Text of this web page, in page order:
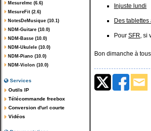
MesureImc (6.6)
MesureFit (2.6)
NotesDeMusique (10.1)
NDM-Guitare (10.0)
NDM-Basse (10.0)
NDM-Ukulele (10.0)
NDM-Piano (10.0)
NDM-Violon (10.0)
Services
Outils IP
Télécommande freebox
Conversion d'url courte
Vidéos
Injuste lundi
Des tablettes
Pour SFR, si
Bon dimanche à